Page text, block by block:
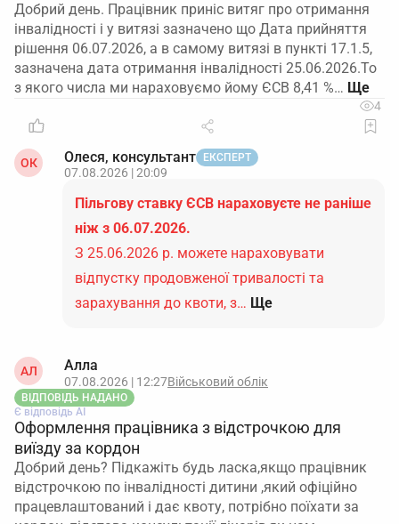
Добрий день. Працівник приніс витяг про отримання
інвалідності і у витязі зазначено що Дата прийняття
рішення 06.07.2026, а в самому витязі в пункті 17.1.5,
зазначена дата отримання інвалідності 25.06.2026.То
з якого числа ми нараховуємо йому ЄСВ 8,41 %…
4
ОК Олеся, консультант ЕКСПЕРТ
07.08.2026 | 20:09
Пільгову ставку ЄСВ нараховуєте не раніше
ніж з 06.07.2026.
З 25.06.2026 р. можете нараховувати
відпустку продовженої тривалості та
зарахування до квоти, з… Ще
АЛ Алла
07.08.2026 | 12:27Військовий облік
ВІДПОВІДЬ НАДАНО
Є відповідь АІ
Оформлення працівника з відстрочкою для
виїзду за кордон
Добрий день? Підкажіть будь ласка,якщо працівник
відстрочкою по інвалідності дитини ,який офіційно
працевлаштований і дає квоту, потрібно поїхати за